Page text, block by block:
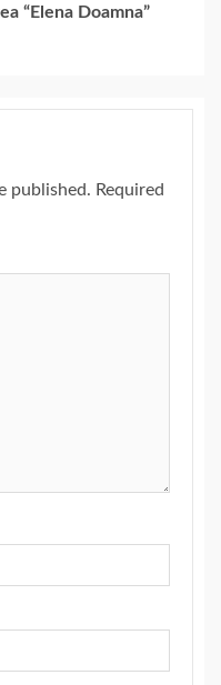
“Elena Doamna”
published. Required